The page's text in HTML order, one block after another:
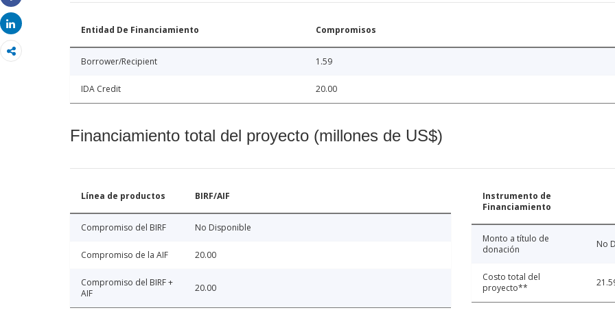
Share
Share
Entidad De Financiamiento Compromisos
Borrower/Recipient 1.59
IDA Credit 20.00
Financiamiento total del proyecto (millones de US$)
Línea de productos BIRF/AIF
Compromiso del BIRF No Disponible
Compromiso de la AIF 20.00
Compromiso del BIRF +
AIF
20.00
Instrumento de
Financiamiento
Monto a título de
donación
No
Costo total del
proyecto**